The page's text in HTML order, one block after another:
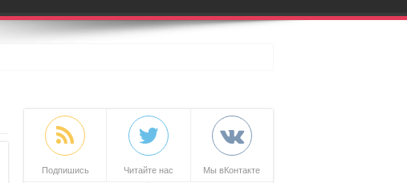
Подпишись Читайте нас Мы вКонтакте